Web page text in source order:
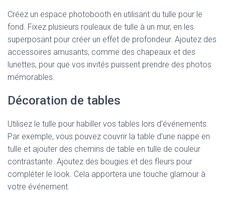
Créez un espace photobooth en utilisant du tulle pour le
fond. Fixez plusieurs rouleaux de tulle à un mur, en les
superposant pour créer un effet de profondeur. Ajoutez des
accessoires amusants, comme des chapeaux et des
lunettes, pour que vos invités puissent prendre des photos
mémorables.
Décoration de tables
Utilisez le tulle pour habiller vos tables lors d’événements.
Par exemple, vous pouvez couvrir la table d’une nappe en
tulle et ajouter des chemins de table en tulle de couleur
contrastante. Ajoutez des bougies et des fleurs pour
compléter le look. Cela apportera une touche glamour à
votre événement.